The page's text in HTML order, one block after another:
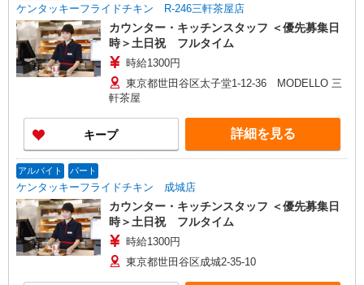
ケンタッキーフライドチキン R-246三軒茶屋店
カウンター・キッチンスタッフ ＜優先募集日
時＞土日祝 フルタイム
時給1300円
東京都世田谷区太子堂1-12-36 MODELLO 三
軒茶屋
キープ 詳細を見る
アルバイト パート
ケンタッキーフライドチキン 成城店
カウンター・キッチンスタッフ ＜優先募集日
時＞土日祝 フルタイム
時給1300円
東京都世田谷区成城2-35-10